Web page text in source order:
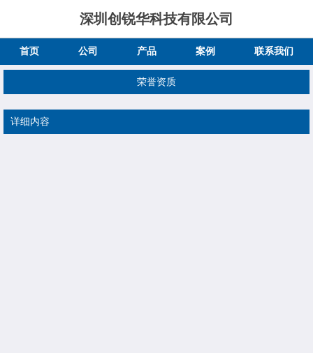
深圳创锐华科技有限公司
首页 公司 产品 案例 联系我们
荣誉资质
详细内容